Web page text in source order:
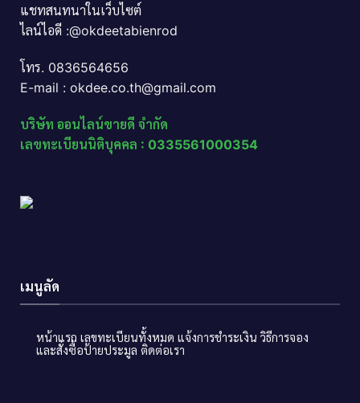
แชทสนทนาในเว็บไซต์
ไลน์ไอดี :@okdeetabienrod
โทร. 0836564656
E-mail : okdee.co.th@gmail.com
บริษัท ออนไลน์ขายดี จำกัด
เลขทะเบียนนิติบุคคล : 0335561000354
เมนูลัด
หน้าแรก เลขทะเบียนทั้งหมด แจ้งการชำระเงิน วิธีการจอง
และสั่งซื้อป้ายประมูล ติดต่อเรา